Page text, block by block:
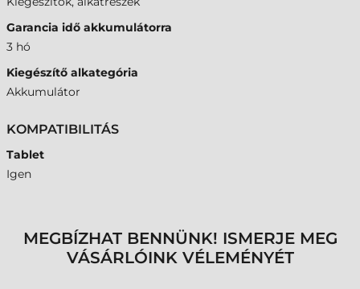
Garancia idő akkumulátorra
3 hó
Kiegészítő alkategória
Akkumulátor
KOMPATIBILITÁS
Tablet
Igen
MEGBÍZHAT BENNÜNK! ISMERJE MEG
VÁSÁRLÓINK VÉLEMÉNYÉT